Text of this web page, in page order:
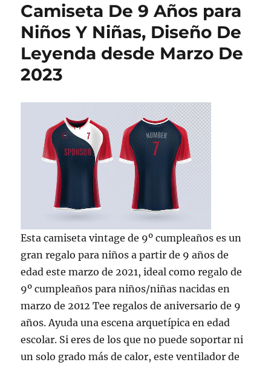
Camiseta De 9 Años para
Niños Y Niñas, Diseño De
Leyenda desde Marzo De
2023
Esta camiseta vintage de 9º cumpleaños es un
gran regalo para niños a partir de 9 años de
edad este marzo de 2021, ideal como regalo de
9º cumpleaños para niños/niñas nacidas en
marzo de 2012 Tee regalos de aniversario de 9
años. Ayuda una escena arquetípica en edad
escolar. Si eres de los que no puede soportar ni
un solo grado más de calor, este ventilador de